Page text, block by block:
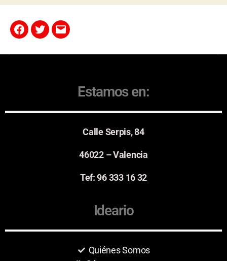
Estamos en:
Calle Serpis, 84
46022 – Valencia
Tef: 96 333 16 32
Ideario
Quiénes Somos